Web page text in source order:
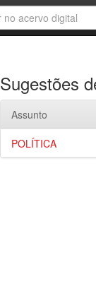
Sugestões
Assunto
POLÍTICA